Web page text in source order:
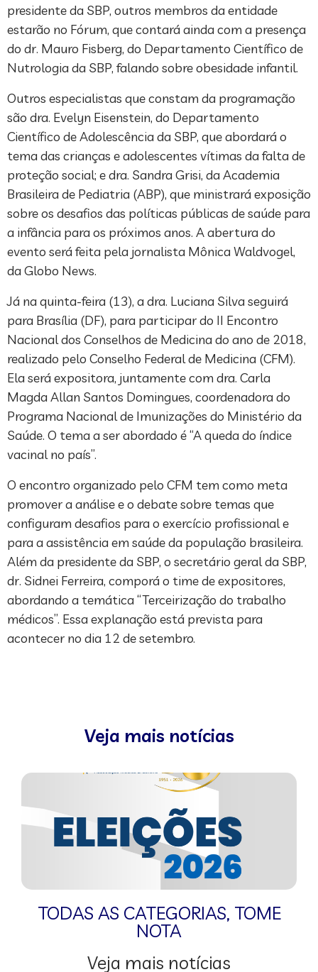
presidente da SBP, outros membros da entidade
estarão no Fórum, que contará ainda com a presença
do dr. Mauro Fisberg, do Departamento Científico de
Nutrologia da SBP, falando sobre obesidade infantil.
Outros especialistas que constam da programação
são dra. Evelyn Eisenstein, do Departamento
Científico de Adolescência da SBP, que abordará o
tema das crianças e adolescentes vítimas da falta de
proteção social; e dra. Sandra Grisi, da Academia
Brasileira de Pediatria (ABP), que ministrará exposição
sobre os desafios das políticas públicas de saúde para
a infância para os próximos anos. A abertura do
evento será feita pela jornalista Mônica Waldvogel,
da Globo News.
Já na quinta-feira (13), a dra. Luciana Silva seguirá
para Brasília (DF), para participar do II Encontro
Nacional dos Conselhos de Medicina do ano de 2018,
realizado pelo Conselho Federal de Medicina (CFM).
Ela será expositora, juntamente com dra. Carla
Magda Allan Santos Domingues, coordenadora do
Programa Nacional de Imunizações do Ministério da
Saúde. O tema a ser abordado é “A queda do índice
vacinal no país”.
O encontro organizado pelo CFM tem como meta
promover a análise e o debate sobre temas que
configuram desafios para o exercício profissional e
para a assistência em saúde da população brasileira.
Além da presidente da SBP, o secretário geral da SBP,
dr. Sidnei Ferreira, comporá o time de expositores,
abordando a temática “Terceirização do trabalho
médicos”. Essa explanação está prevista para
acontecer no dia 12 de setembro.
Veja mais notícias
TODAS AS CATEGORIAS, TOME
NOTA
Veja mais notícias